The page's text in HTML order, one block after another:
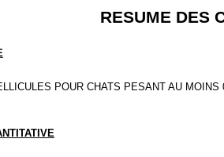
RESUME DES
POUR CHATS PESANT AU MOINS